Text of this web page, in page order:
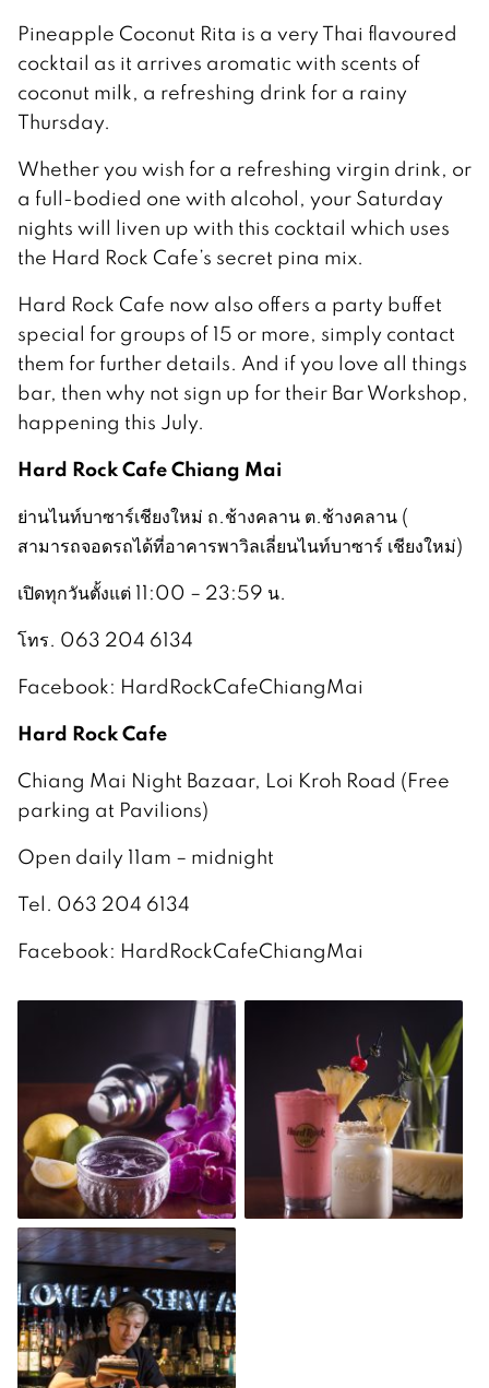
Pineapple Coconut Rita is a very Thai flavoured
cocktail as it arrives aromatic with scents of
coconut milk, a refreshing drink for a rainy
Thursday.
Whether you wish for a refreshing virgin drink, or
a full-bodied one with alcohol, your Saturday
nights will liven up with this cocktail which uses
the Hard Rock Cafe’s secret pina mix.
Hard Rock Cafe now also offers a party buffet
special for groups of 15 or more, simply contact
them for further details. And if you love all things
bar, then why not sign up for their Bar Workshop,
happening this July.
Hard Rock CafeChiang Mai
ย่านไนท์บาซาร์เชียงใหม่ ถ.ช้างคลาน ต.ช้างคลาน (
สามารถจอดรถได้ที่อาคารพาวิลเลี่ยนไนท์บาซาร์ เชียงใหม่)
เปิดทุกวันตั้งแต่ 11:00 – 23:59 น.
โทร. 063 204 6134
Facebook: HardRockCafeChiangMai
Hard Rock Cafe
Chiang Mai Night Bazaar, Loi Kroh Road (Free
parking at Pavilions)
Open daily 11am – midnight
Tel. 063 204 6134
Facebook: HardRockCafeChiangMai